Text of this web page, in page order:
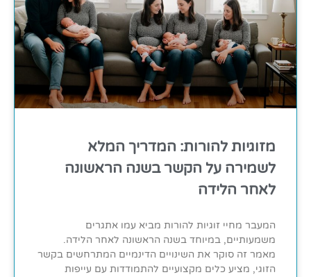
מזוגיות להורות: המדריך המלא
לשמירה על הקשר בשנה הראשונה
לאחר הלידה
המעבר מחיי זוגיות להורות מביא עמו אתגרים
משמעותיים, במיוחד בשנה הראשונה לאחר הלידה.
מאמר זה סוקר את השינויים הדינמיים המתרחשים בקשר
הזוגי, מציע כלים מקצועיים להתמודדות עם עייפות